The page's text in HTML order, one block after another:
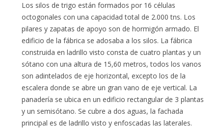
Los silos de trigo están formados por 16 células
octogonales con una capacidad total de 2.000 tns. Los
pilares y zapatas de apoyo son de hormigón armado. El
edificio de la fábrica se adosaba a los silos. La fábrica
construida en ladrillo visto consta de cuatro plantas y un
sótano con una altura de 15,60 metros, todos los vanos
son adintelados de eje horizontal, excepto los de la
escalera donde se abre un gran vano de eje vertical. La
panadería se ubica en un edificio rectangular de 3 plantas
y un semisótano. Se cubre a dos aguas, la fachada
principal es de ladrillo visto y enfoscadas las laterales.